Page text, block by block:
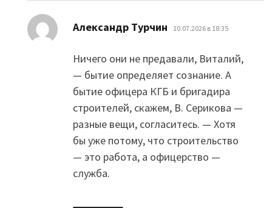
Александр Турчин 10.07.2026 в 18:35
Ничего они не предавали, Виталий,
— бытие определяет сознание. А
бытие офицера КГБ и бригадира
строителей, скажем, В. Серикова —
разные вещи, согласитесь. — Хотя
бы уже потому, что строительство
— это работа, а офицерство —
служба.